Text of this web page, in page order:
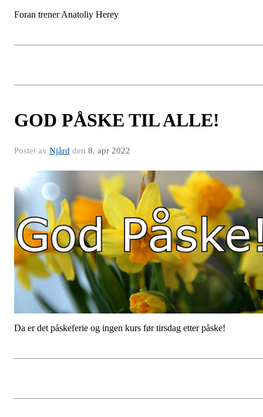
Foran trener Anatoliy Herey
GOD PÅSKE TIL ALLE!
Postet av Njård den 8. apr 2022
Da er det påskeferie og ingen kurs før tirsdag etter påske!